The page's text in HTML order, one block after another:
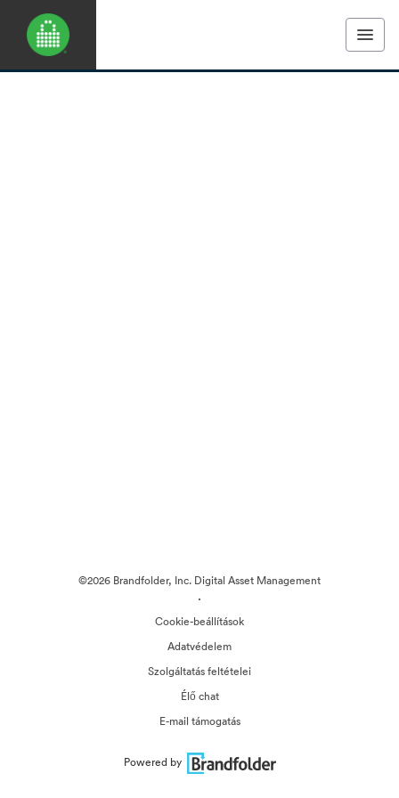
©2026 Brandfolder, Inc. Digital Asset Management
·
Cookie-beállítások
Adatvédelem
Szolgáltatás feltételei
Élő chat
E-mail támogatás
Powered by